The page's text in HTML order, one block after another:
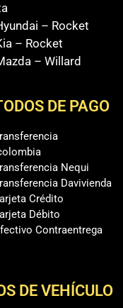
– Rocket
– Rocket
– Willard
DE PAGO
Nequi
Davivienda
Crédito
Débito
Contraentrega
DE VEHÍCULO